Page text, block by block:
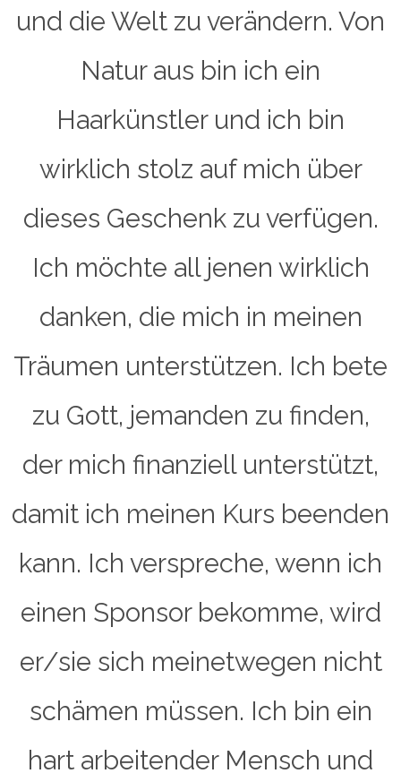
und die Welt zu verändern. Von
Natur aus bin ich ein
Haarkünstler und ich bin
wirklich stolz auf mich über
dieses Geschenk zu verfügen.
Ich möchte all jenen wirklich
danken, die mich in meinen
Träumen unterstützen. Ich bete
zu Gott, jemanden zu finden,
der mich finanziell unterstützt,
damit ich meinen Kurs beenden
kann. Ich verspreche, wenn ich
einen Sponsor bekomme, wird
er/sie sich meinetwegen nicht
schämen müssen. Ich bin ein
hart arbeitender Mensch und